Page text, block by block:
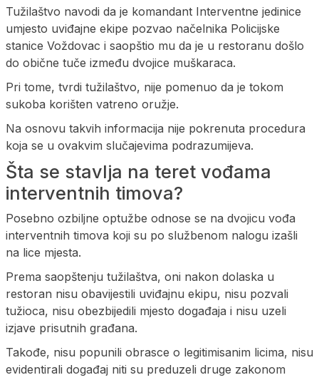
Tužilaštvo navodi da je komandant Interventne jedinice
umjesto uviđajne ekipe pozvao načelnika Policijske
stanice Voždovac i saopštio mu da je u restoranu došlo
do obične tuče između dvojice muškaraca.
Pri tome, tvrdi tužilaštvo, nije pomenuo da je tokom
sukoba korišten vatreno oružje.
Na osnovu takvih informacija nije pokrenuta procedura
koja se u ovakvim slučajevima podrazumijeva.
Šta se stavlja na teret vođama
interventnih timova?
Posebno ozbiljne optužbe odnose se na dvojicu vođa
interventnih timova koji su po službenom nalogu izašli
na lice mjesta.
Prema saopštenju tužilaštva, oni nakon dolaska u
restoran nisu obavijestili uviđajnu ekipu, nisu pozvali
tužioca, nisu obezbijedili mjesto događaja i nisu uzeli
izjave prisutnih građana.
Takođe, nisu popunili obrasce o legitimisanim licima, nisu
evidentirali događaj niti su preduzeli druge zakonom